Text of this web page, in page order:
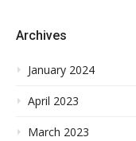
Archives
January 2024
April 2023
March 2023